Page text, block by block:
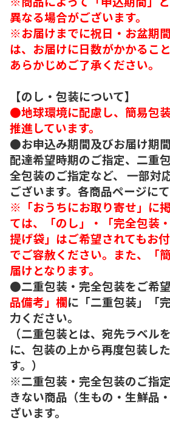
異なる場合がございます。
※お届けまでに祝日・お盆期
は、お届けに日数がかかるこ
あらかじめご了承ください。
【のし・包装について】
●地球環境に配慮し、簡易包
推進しています。
●お申込み期間及びお届け期
配達希望時期のご指定、二重
全包装のご指定など、 一部対
ございます。各商品ページに
※「おうちにお取り寄せ」に
ては、「のし」・「完全包装
提げ袋」はご希望されてもお
でご容赦ください。また、「
届けとなります。
●二重包装・完全包装をご希望
品備考」欄に「二重包装」「
力ください。
（二重包装とは、宛先ラベル
に、包装の上から再度包装し
す。）
※二重包装・完全包装のご指
きない商品（生もの・生鮮品
ざいます。